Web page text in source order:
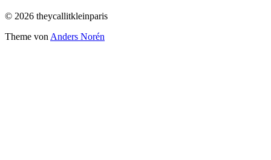
© 2026 theycallitkleinparis
Theme von Anders Norén